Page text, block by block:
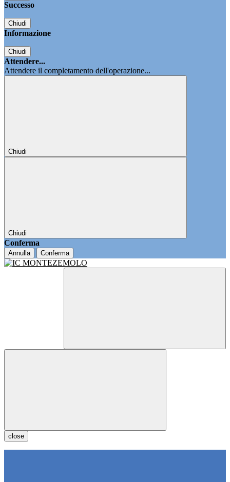
Successo
Chiudi
Informazione
Chiudi
Attendere...
Attendere il completamento dell'operazione...
Chiudi
Chiudi
Conferma
Annulla Conferma
close